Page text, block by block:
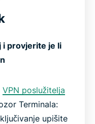
i provjerite je li
VPN poslužitelja
Terminala:
upišite